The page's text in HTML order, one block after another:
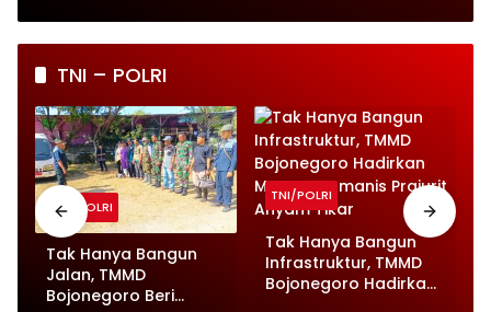
Prioritas
TNI – POLRI
TNI/POLRI
Tak Hanya Bangun
Jalan, TMMD
Bojonegoro Beri
TNI/POLRI
Tak Hanya Bangun
Infrastruktur, TMMD
Bojonegoro Hadirkan